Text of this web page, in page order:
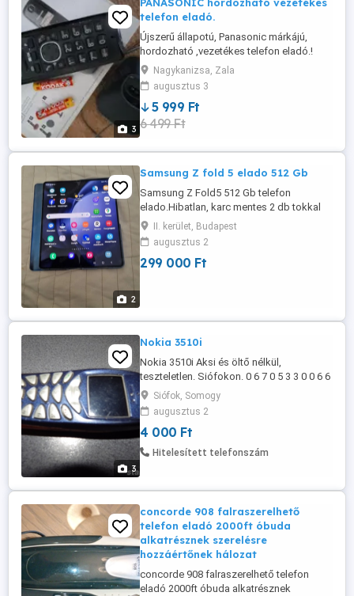
3
PANASONIC hordozható vezetékes
telefon eladó.
Újszerű állapotú, Panasonic márkájú,
hordozható ,vezetékes telefon eladó.!
Fekete színbe,töltővel dobozával együtt.
Bármilyen ajánlatot meghallgatok.
Nagykanizsa, Zala
augusztus 3
5 999 Ft
6 499 Ft
2
Samsung Z fold 5 elado 512 Gb
Samsung Z Fold5 512 Gb telefon
elado.Hibatlan, karc mentes 2 db tokkal
vedo foliaval. 299000 ft.
II. kerület, Budapest
augusztus 2
299 000 Ft
3
Nokia 3510i
Nokia 3510i Aksi és öltő nélkül,
teszteletlen. Siófokon. 0 6 7 0 5 3 3 0 0 6 6
Siófok, Somogy
augusztus 2
4 000 Ft
Hitelesített telefonszám
concorde 908 falraszerelhető
telefon eladó 2000ft óbuda
alkatrésznek szerelésre
hozzáértőnek hálozat
concorde 908 falraszerelhető telefon
eladó 2000ft óbuda alkatrésznek